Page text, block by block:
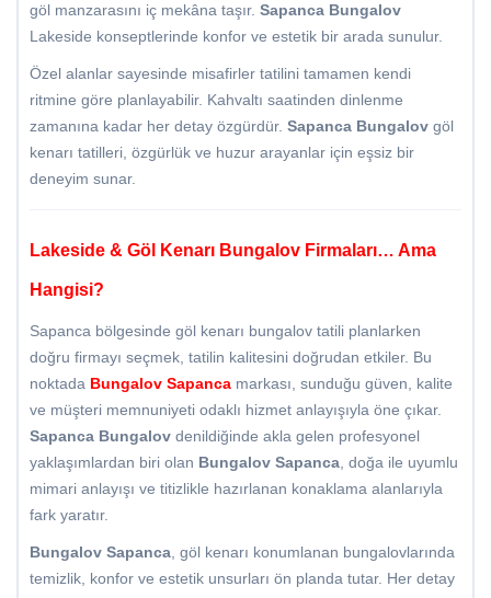
göl manzarasını iç mekâna taşır. Sapanca Bungalov
Lakeside konseptlerinde konfor ve estetik bir arada sunulur.
Özel alanlar sayesinde misafirler tatilini tamamen kendi
ritmine göre planlayabilir. Kahvaltı saatinden dinlenme
zamanına kadar her detay özgürdür. Sapanca Bungalov göl
kenarı tatilleri, özgürlük ve huzur arayanlar için eşsiz bir
deneyim sunar.
Lakeside & Göl Kenarı Bungalov Firmaları… Ama
Hangisi?
Sapanca bölgesinde göl kenarı bungalov tatili planlarken
doğru firmayı seçmek, tatilin kalitesini doğrudan etkiler. Bu
noktada Bungalov Sapanca markası, sunduğu güven, kalite
ve müşteri memnuniyeti odaklı hizmet anlayışıyla öne çıkar.
Sapanca Bungalov denildiğinde akla gelen profesyonel
yaklaşımlardan biri olan Bungalov Sapanca, doğa ile uyumlu
mimari anlayışı ve titizlikle hazırlanan konaklama alanlarıyla
fark yaratır.
Bungalov Sapanca, göl kenarı konumlanan bungalovlarında
temizlik, konfor ve estetik unsurları ön planda tutar. Her detay